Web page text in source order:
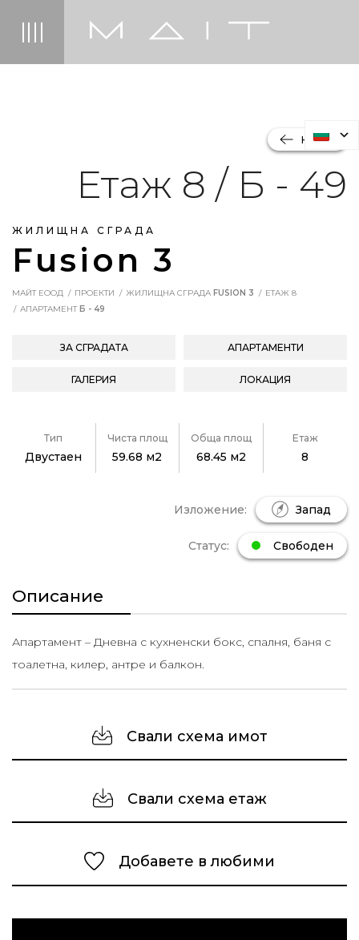
ЖИЛИЩНА СГРАДА
Fusion 3
НАЗАД
Етаж 8 / Б - 49
МАЙТ ЕООД ПРОЕКТИ ЖИЛИЩНА СГРАДА FUSION 3
ЕТАЖ 8
АПАРТАМЕНТБ - 49
ЗА СГРАДАТА АПАРТАМЕНТИ
ГАЛЕРИЯ ЛОКАЦИЯ
Тип
Двустаен
Чиста площ
59.68 м2
Обща площ
68.45 м2
Етаж
8
Изложение: Запад
Статус: Свободен
Описание
Апартамент – Дневна с кухненски бокс, спалня, баня с
тоалетна, килер, антре и балкон.
Свали схема имот
Свали схема етаж
Добавете в любими